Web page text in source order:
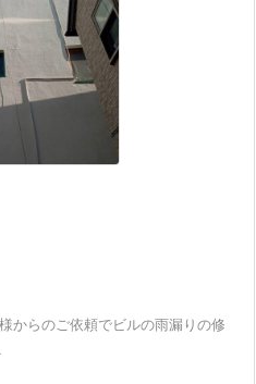
からのご依頼でビルの雨漏りの修